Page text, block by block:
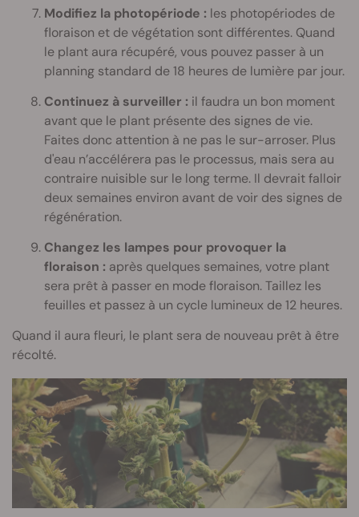
Modifiez la photopériode : les photopériodes de
floraison et de végétation sont différentes. Quand
le plant aura récupéré, vous pouvez passer à un
planning standard de 18 heures de lumière par jour.
Continuez à surveiller : il faudra un bon moment
avant que le plant présente des signes de vie.
Faites donc attention à ne pas le sur-arroser. Plus
d'eau n’accélérera pas le processus, mais sera au
contraire nuisible sur le long terme. Il devrait falloir
deux semaines environ avant de voir des signes de
régénération.
Changez les lampes pour provoquer la
floraison : après quelques semaines, votre plant
sera prêt à passer en mode floraison. Taillez les
feuilles et passez à un cycle lumineux de 12 heures.
Quand il aura fleuri, le plant sera de nouveau prêt à être
récolté.